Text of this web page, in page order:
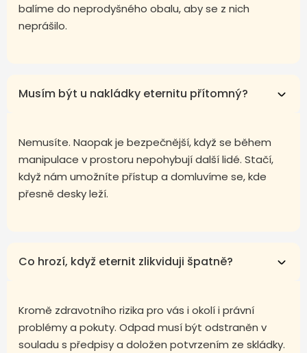
balíme do neprodyšného obalu, aby se z nich
neprášilo.
Musím být u nakládky eternitu přítomný?
Nemusíte. Naopak je bezpečnější, když se během
manipulace v prostoru nepohybují další lidé. Stačí,
když nám umožníte přístup a domluvíme se, kde
přesně desky leží.
Co hrozí, když eternit zlikviduji špatně?
Kromě zdravotního rizika pro vás i okolí i právní
problémy a pokuty. Odpad musí být odstraněn v
souladu s předpisy a doložen potvrzením ze skládky.